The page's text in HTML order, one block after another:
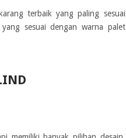
terbaik yang paling sesuai
sesuai dengan warna palet